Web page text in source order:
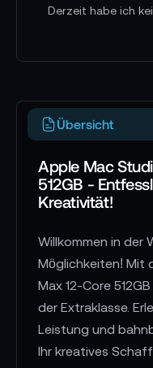
Derzeit habe ich
Übersicht
Apple Mac
512GB -
Kreativität!
Willkommen in der
Möglichkeiten! Mit
Max 12-Core
der Extraklasse.
Leistung und
Ihr kreatives